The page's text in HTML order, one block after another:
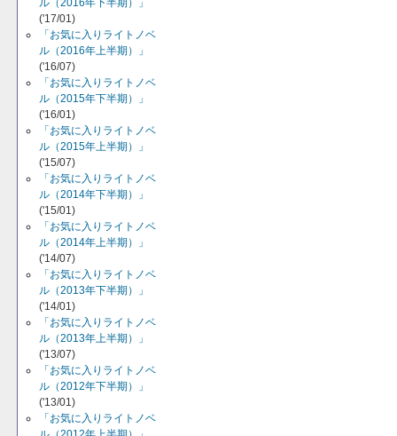
ル（2016年下半期）」
('17/01)
「お気に入りライトノベ
ル（2016年上半期）」
('16/07)
「お気に入りライトノベ
ル（2015年下半期）」
('16/01)
「お気に入りライトノベ
ル（2015年上半期）」
('15/07)
「お気に入りライトノベ
ル（2014年下半期）」
('15/01)
「お気に入りライトノベ
ル（2014年上半期）」
('14/07)
「お気に入りライトノベ
ル（2013年下半期）」
('14/01)
「お気に入りライトノベ
ル（2013年上半期）」
('13/07)
「お気に入りライトノベ
ル（2012年下半期）」
('13/01)
「お気に入りライトノベ